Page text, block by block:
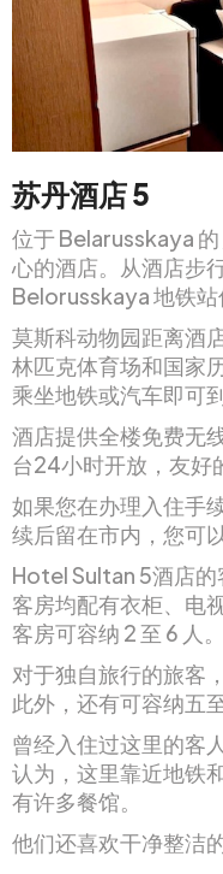
苏丹酒店 5
位于 Belarusskaya 的
心的酒店。从酒店步
Belorusskaya 地铁站
莫斯科动物园距离酒
林匹克体育场和国家
乘坐地铁或汽车即可到
酒店提供全楼免费无
台24小时开放，友好
如果您在办理入住手
续后留在市内，您可
Hotel Sultan 5酒店
客房均配有衣柜、电
客房可容纳 2 至 6 人。
对于独自旅行的旅客
此外，还有可容纳五
曾经入住过这里的客
认为，这里靠近地铁
有许多餐馆。
他们还喜欢干净整洁